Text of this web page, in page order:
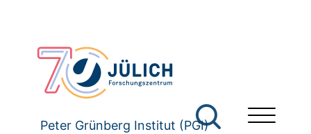
Peter Grünberg Institut (PGI)